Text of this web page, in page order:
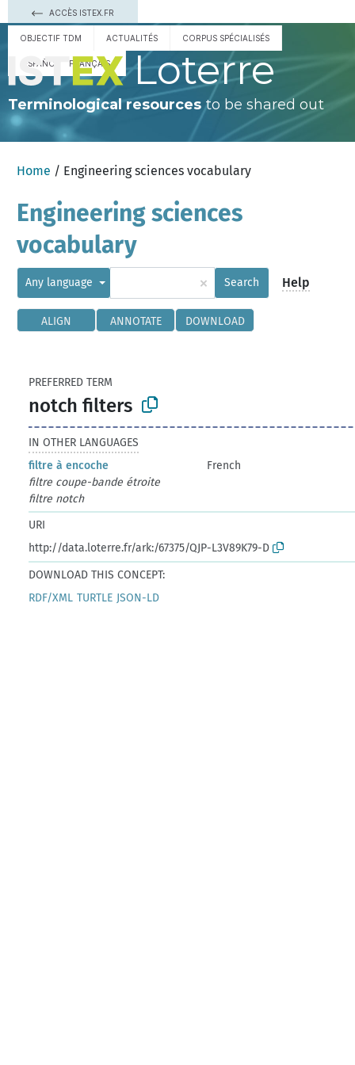
ACCÈS ISTEX.FR
OBJECTIF TDM ACTUALITÉS CORPUS SPÉCIALISÉS
ESPAÑOL FRANÇAIS Loterre
Terminological resourcesto be shared out
Home / Engineering sciences vocabulary
Engineering sciences
vocabulary
Any language × Search Help
ALIGN ANNOTATE DOWNLOAD
PREFERRED TERM
notch filters
IN OTHER LANGUAGES
filtre à encoche
French
filtre coupe-bande étroite
filtre notch
URI
http://data.loterre.fr/ark:/67375/QJP-L3V89K79-D
DOWNLOAD THIS CONCEPT:
RDF/XML TURTLE JSON-LD